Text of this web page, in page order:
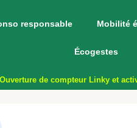
responsable Mobilité
Écogestes
Ouverture de compteur Linky et